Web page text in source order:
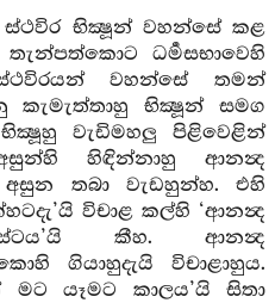
භික්‍ෂූන් වහන්සේ කළ
ධර්‍මසභාවෙහි
වහන්සේ තමන්
කැමැත්තාහු භික්‍ෂූන් සමග
භික්‍ෂූහු වැඩිමහලු පිළිවෙළින්
හිඳින්නාහු ආනන්‍ද
තබා වැඩහුන්හ. එහි
විචාළ කල්හි ‘ආනන්‍ද
කීහ. ආනන්‍ද
ගියාහුදැයි විචාළාහුය.
යෑමට කාලය’යි සිතා